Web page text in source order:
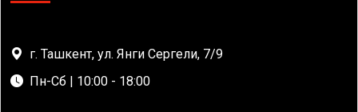
г. Ташкент, ул. Янги Сергели, 7/9
Пн-Сб | 10:00 - 18:00